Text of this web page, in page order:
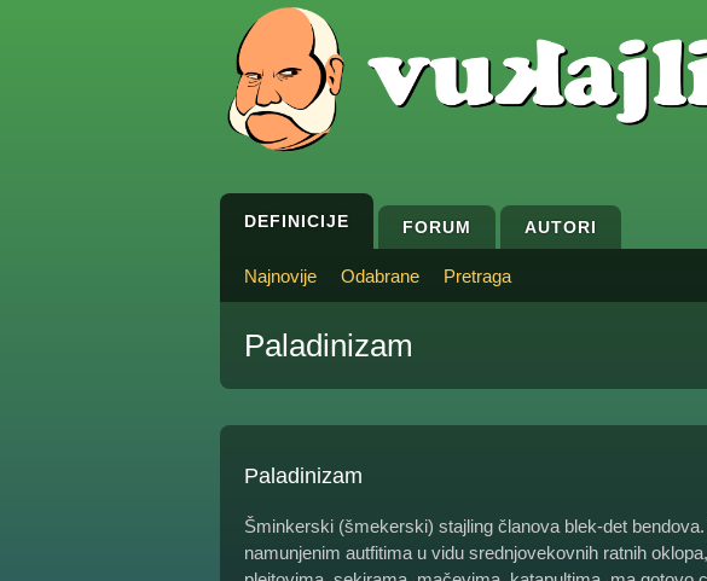
DEFINICIJE FORUM AUTORI
Najnovije Odabrane Pretraga
Paladinizam
Paladinizam
Šminkerski (šmekerski) stajling članova blek-det
namunjenim autfitima u vidu srednjovekovnih ratnih